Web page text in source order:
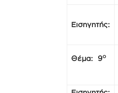
Εισηγητής:
Θέμα: 9ο